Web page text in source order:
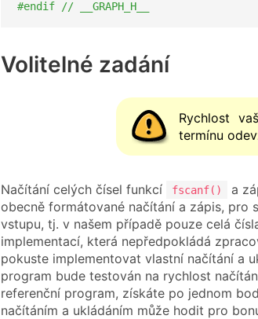
#endif // __GRAPH_H__
Volitelné zadání
Rychlost
termínu
Načítání celých čísel funkcí fscanf() a
obecně formátované načítání a zápis, pro
vstupu, tj. v našem případě pouze celá
implementací, která nepředpokládá
pokuste implementovat vlastní načítání a
program bude testován na rychlost
referenční program, získáte po jednom
načítáním a ukládáním může hodit pro